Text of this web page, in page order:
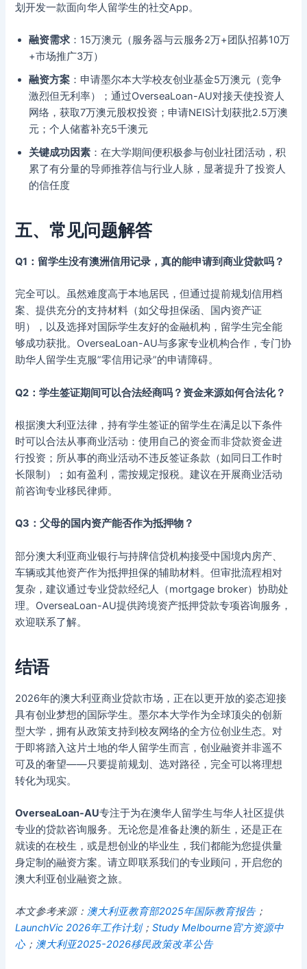
划开发一款面向华人留学生的社交App。
融资需求 ：15万澳元（服务器与云服务2万+团队招募10万
+市场推广3万）
融资方案 ：申请墨尔本大学校友创业基金5万澳元（竞争
激烈但无利率）；通过OverseaLoan-AU对接天使投资人
网络，获取7万澳元股权投资；申请NEIS计划获批2.5万澳
元；个人储蓄补充5千澳元
关键成功因素 ：在大学期间便积极参与创业社团活动，积
累了有分量的导师推荐信与行业人脉，显著提升了投资人
的信任度
五、常见问题解答
Q1：留学生没有澳洲信用记录，真的能申请到商业贷款吗？
完全可以。虽然难度高于本地居民，但通过提前规划信用档
案、提供充分的支持材料（如父母担保函、国内资产证
明），以及选择对国际学生友好的金融机构，留学生完全能
够成功获批。OverseaLoan-AU与多家专业机构合作，专门协
助华人留学生克服”零信用记录”的申请障碍。
Q2：学生签证期间可以合法经商吗？资金来源如何合法化？
根据澳大利亚法律，持有学生签证的留学生在满足以下条件
时可以合法从事商业活动：使用自己的资金而非贷款资金进
行投资；所从事的商业活动不违反签证条款（如同日工作时
长限制）；如有盈利，需按规定报税。建议在开展商业活动
前咨询专业移民律师。
Q3：父母的国内资产能否作为抵押物？
部分澳大利亚商业银行与持牌信贷机构接受中国境内房产、
车辆或其他资产作为抵押担保的辅助材料。但审批流程相对
复杂，建议通过专业贷款经纪人（mortgage broker）协助处
理。OverseaLoan-AU提供跨境资产抵押贷款专项咨询服务，
欢迎联系了解。
结语
2026年的澳大利亚商业贷款市场，正在以更开放的姿态迎接
具有创业梦想的国际学生。墨尔本大学作为全球顶尖的创新
型大学，拥有从政策支持到校友网络的全方位创业生态。对
于即将踏入这片土地的华人留学生而言，创业融资并非遥不
可及的奢望——只要提前规划、选对路径，完全可以将理想
转化为现实。
OverseaLoan-AU专注于为在澳华人留学生与华人社区提供
专业的贷款咨询服务。无论您是准备赴澳的新生，还是正在
就读的在校生，或是想创业的毕业生，我们都能为您提供量
身定制的融资方案。请立即联系我们的专业顾问，开启您的
澳大利亚创业融资之旅。
本文参考来源： 澳大利亚教育部2025年国际教育报告；
LaunchVic 2026年工作计划；Study Melbourne官方资源中
心 ； 澳大利亚2025-2026移民政策改革公告